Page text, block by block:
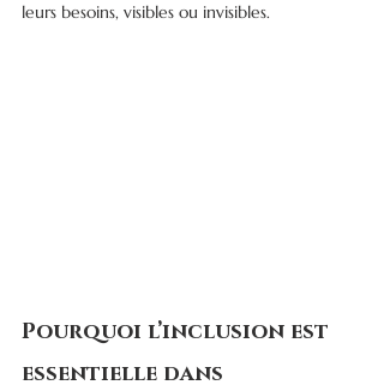
leurs besoins, visibles ou invisibles.
Pourquoi l’inclusion est
essentielle dans